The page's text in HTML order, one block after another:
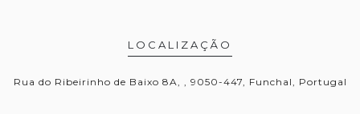
LOCALIZAÇÃO
Rua do Ribeirinho de Baixo 8A, , 9050-447, Funchal, Portugal